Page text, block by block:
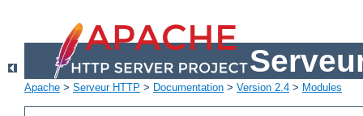
Apache > Serveur HTTP > Documentation > Version 2.4 > Modules